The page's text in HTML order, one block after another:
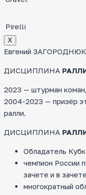
Pirelli
Х
Евгений ЗАГОРОДНЮК
ДИСЦИПЛИНА
2023 — штурман
2004-2023 — призёр
ралли.
ДИСЦИПЛИНА
Обладатель
чемпион России
зачете и в
многократный